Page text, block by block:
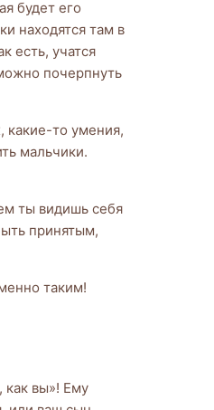
будет его
находятся там в
есть, учатся
почерпнуть
какие-то умения,
мальчики.
ты видишь себя
принятым,
таким!
как вы»! Ему